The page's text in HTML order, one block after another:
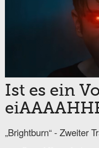
Ist es ein
„Brightburn“ - Zweiter